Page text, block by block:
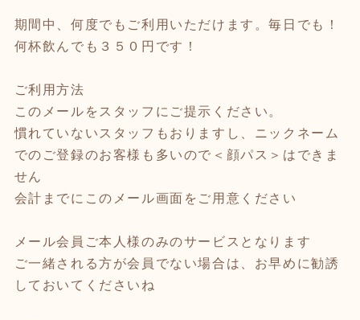
期間中、何度でもご利用いただけます。毎日でも！
何杯飲んでも３５０円です！
ご利用方法
このメールをスタッフにご提示ください。
慣れていないスタッフもおりますし、ニックネーム
でのご登録のお客様も多いので＜顔パス＞はできま
せん
会計までにこのメール画面をご用意ください
メール会員ご本人様のみのサービスとなります
ご一緒される方が会員でない場合は、お早めに勧誘
しておいてくださいね